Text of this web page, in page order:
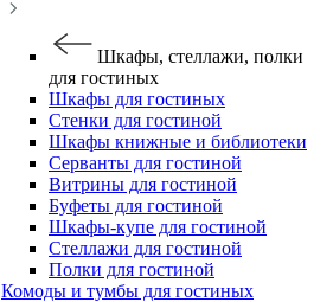
Шкафы, стеллажи, полки
для гостиных
Шкафы для гостиных
Стенки для гостиной
Шкафы книжные и библиотеки
Серванты для гостиной
Витрины для гостиной
Буфеты для гостиной
Шкафы-купе для гостиной
Стеллажи для гостиной
Полки для гостиной
Комоды и тумбы для гостиных